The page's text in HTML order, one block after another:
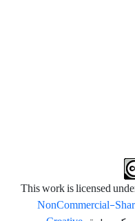
NonCommercial-